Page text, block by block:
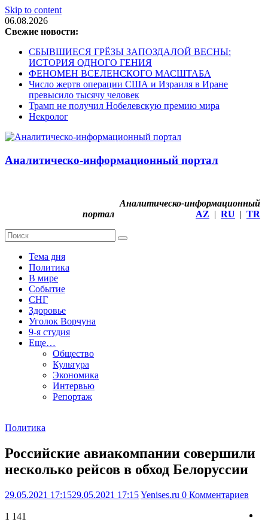
Skip to content
06.08.2026
Свежие новости:
СБЫВШИЕСЯ ГРЁЗЫ ЗАПОЗДАЛОЙ ВЕСНЫ:
ИСТОРИЯ ОДНОГО ГЕНИЯ
ФЕНОМЕН ВСЕЛЕНСКОГО МАСШТАБА
Число жертв операции США и Израиля в Иране
превысило тысячу человек
Трамп не получил Нобелевскую премию мира
Некролог
Аналитическо-информационный портал
Аналитическо-информационный
портал
AZ | RU | TR
Тема дня
Политика
В мире
Событие
СНГ
Здоровье
Уголок Ворчуна
9-я студия
Еще…
Общество
Культура
Экономика
Интервью
Репортаж
Политика
Российские авиакомпании совершили
несколько рейсов в обход Белоруссии
29.05.2021 17:1529.05.2021 17:15Yenises.ru 0 Комментариев
1 141